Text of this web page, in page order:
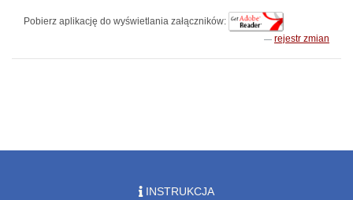
Pobierz aplikację do wyświetlania załączników:
rejestr zmian
INSTRUKCJA